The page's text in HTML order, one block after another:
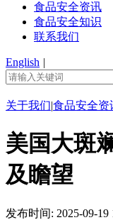
食品安全资讯
食品安全知识
联系我们
English |
关于我们|食品安全资
美国大斑
及瞻望
发布时间: 2025-09-